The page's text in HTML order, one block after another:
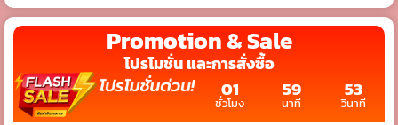
Promotion & Sale
โปรโมชั่น และการสั่งซื้อ
01
ชั่วโมง
59
นาที
51
วินาที